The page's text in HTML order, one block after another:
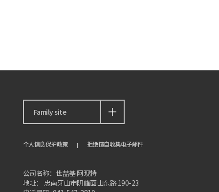
Family site
个人信息保护政策 拒绝擅自收集电子邮件
公司名称：世喆基 阿现特
地址： 忠南牙山市阴峰面山东路 190-23